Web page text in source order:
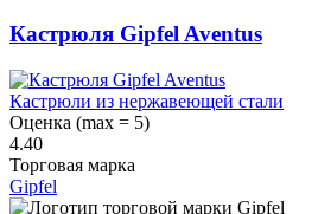
Кастрюля Gipfel Aventus
Кастрюли из нержавеющей стали
Оценка (max = 5)
4.40
Торговая марка
Gipfel